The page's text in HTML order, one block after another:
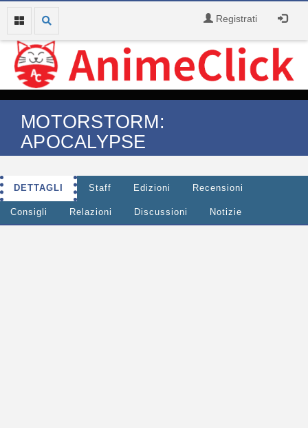
Registrati
MOTORSTORM:
APOCALYPSE
DETTAGLI Staff Edizioni Recensioni
Consigli Relazioni Discussioni Notizie